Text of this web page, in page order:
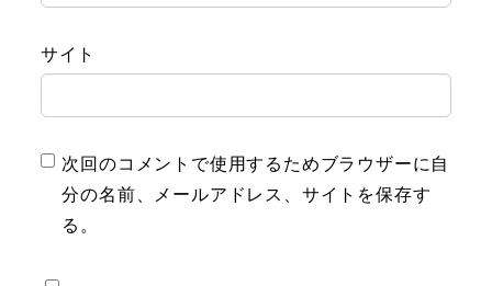
サイト
次回のコメントで使用するためブラウザーに自
分の名前、メールアドレス、サイトを保存す
る。